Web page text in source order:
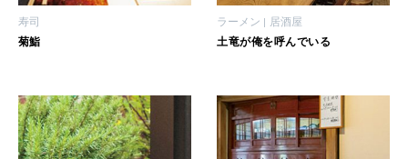
寿司
菊鮨
ラーメン 居酒屋
土竜が俺を呼んでいる